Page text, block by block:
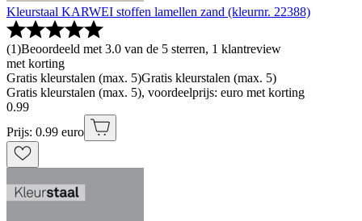
Kleurstaal KARWEI stoffen lamellen zand (kleurnr. 22388)
(1)Beoordeeld met 3.0 van de 5 sterren, 1 klantreview
met korting
Gratis kleurstalen (max. 5)Gratis kleurstalen (max. 5)
Gratis kleurstalen (max. 5), voordeelprijs: euro met korting
0.99
Prijs: 0.99 euro